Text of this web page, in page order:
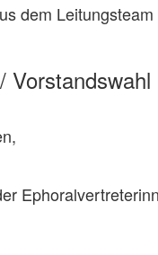
dem Leitungsteam
Vorstandswahl